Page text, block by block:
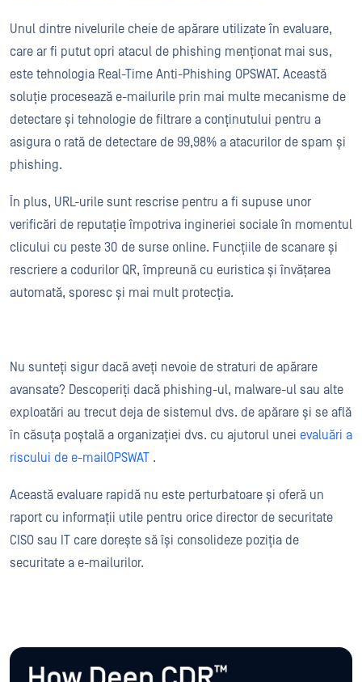
Unul dintre nivelurile cheie de apărare utilizate în evaluare,
care ar fi putut opri atacul de phishing menționat mai sus,
este tehnologia Real-Time Anti-Phishing OPSWAT. Această
soluție procesează e-mailurile prin mai multe mecanisme de
detectare și tehnologie de filtrare a conținutului pentru a
asigura o rată de detectare de 99,98% a atacurilor de spam și
phishing.
În plus, URL-urile sunt rescrise pentru a fi supuse unor
verificări de reputație împotriva ingineriei sociale în momentul
clicului cu peste 30 de surse online. Funcțiile de scanare și
rescriere a codurilor QR, împreună cu euristica și învățarea
automată, sporesc și mai mult protecția.
Nu sunteți sigur dacă aveți nevoie de straturi de apărare
avansate? Descoperiți dacă phishing-ul, malware-ul sau alte
exploatări au trecut deja de sistemul dvs. de apărare și se află
în căsuța poștală a organizației dvs. cu ajutorul unei evaluări a
riscului de e-mailOPSWAT .
Această evaluare rapidă nu este perturbatoare și oferă un
raport cu informații utile pentru orice director de securitate
CISO sau IT care dorește să își consolideze poziția de
securitate a e-mailurilor.